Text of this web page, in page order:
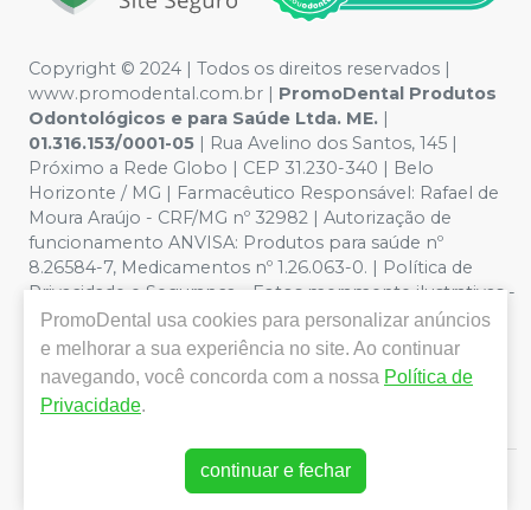
Copyright © 2024 | Todos os direitos reservados |
www.promodental.com.br | PromoDental Produtos
Odontológicos e para Saúde Ltda. ME. |
01.316.153/0001-05 | Rua Avelino dos Santos, 145 |
Próximo a Rede Globo | CEP 31.230-340 | Belo
Horizonte / MG | Farmacêutico Responsável: Rafael de
Moura Araújo - CRF/MG nº 32982 | Autorização de
funcionamento ANVISA: Produtos para saúde nº
8.26584-7, Medicamentos nº 1.26.063-0. | Política de
Privacidade e Segurança - Fotos meramente ilustrativas -
Os preços e condições da loja virtual estão sujeitos a
alterações. Em caso de divergência de preços no site, o
valor válido é o do Carrinho de Compra. Não vendemos
por atacado por isso nos reservamos o direito de não
atender compras de grandes volumes pelo site.
E-commerce produzido por Sou Odonto Ecommerce
PromoDental usa cookies para personalizar anúncios
e melhorar a sua experiência no site. Ao continuar
navegando, você concorda com a nossa Política de
Privacidade.
continuar e fechar